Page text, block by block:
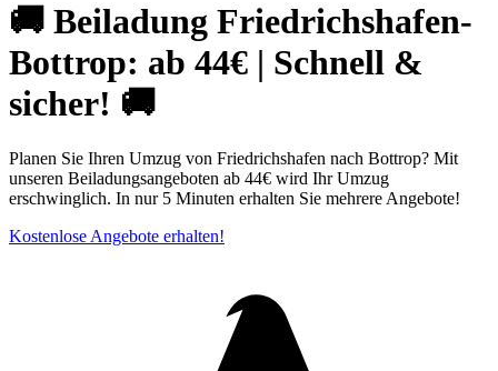
🚚 Beiladung Friedrichshafen-
Bottrop: ab 44€ | Schnell &
sicher! 🚚
Planen Sie Ihren Umzug von Friedrichshafen nach Bottrop? Mit
unseren Beiladungsangeboten ab 44€ wird Ihr Umzug
erschwinglich. In nur 5 Minuten erhalten Sie mehrere Angebote!
Kostenlose Angebote erhalten!